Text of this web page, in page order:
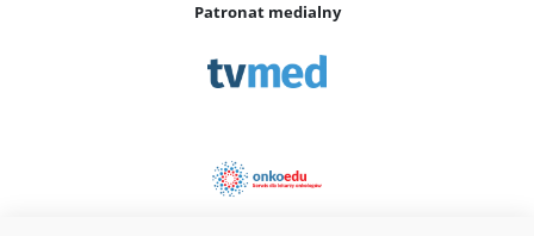
Patronat medialny